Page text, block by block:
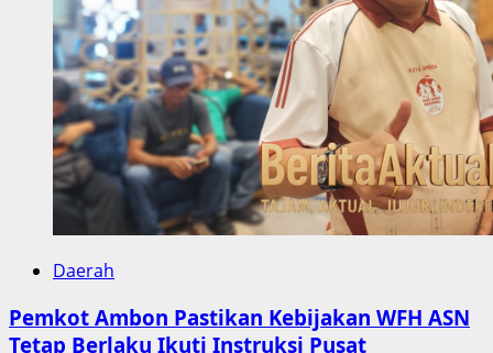
Daerah
Pemkot Ambon Pastikan Kebijakan WFH ASN
Tetap Berlaku Ikuti Instruksi Pusat